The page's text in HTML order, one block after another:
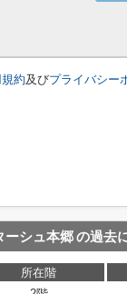
約及びプライバシー
ーシュ本郷の過去
所在階